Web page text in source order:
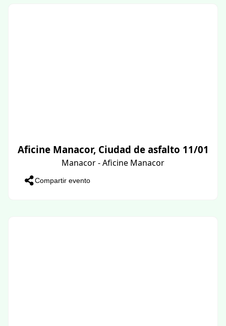
Aficine Manacor, Ciudad de asfalto 11/01
Manacor - Aficine Manacor
Compartir evento